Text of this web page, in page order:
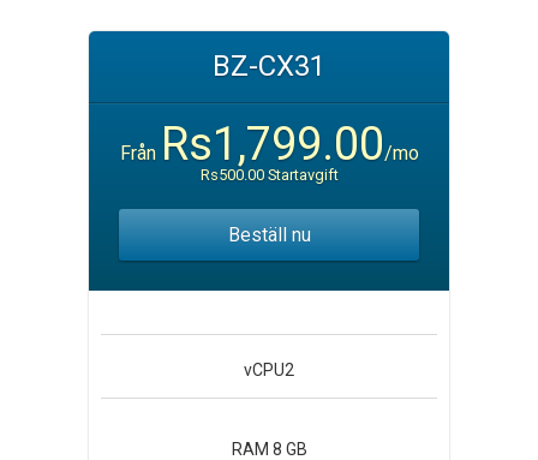
BZ-CX31
Från Rs1,799.00/mo
Rs500.00 Startavgift
Beställ nu
vCPU2
RAM 8 GB